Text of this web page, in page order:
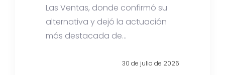
Las Ventas, donde confirmó su
alternativa y dejó la actuación
más destacada de...
30 de julio de 2026